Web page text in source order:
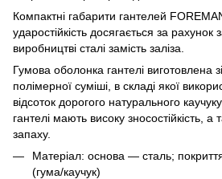
Компактні габарити гантелей
ударостійкість досягається за рахунок
виробництві сталі замість заліза.
Гумова оболонка гантелі виготовлена
полімерної суміші, в складі якої
відсоток дорогого натурального
гантелі мають високу зносостійкість,
запаху.
Матеріал: основа — сталь;
(гума/каучук)